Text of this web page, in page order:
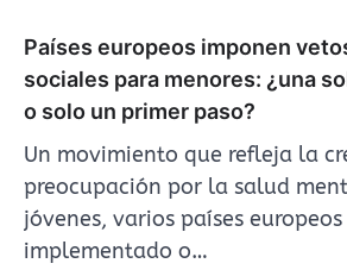
Países europeos imponen
sociales para menores: ¿una
o solo un primer paso?
Un movimiento que refleja la
preocupación por la salud
jóvenes, varios países
implementado o…